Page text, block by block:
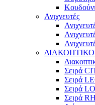
Ανιχνευτές
Σειρά
Σειρά
Σειρά
Σειρά